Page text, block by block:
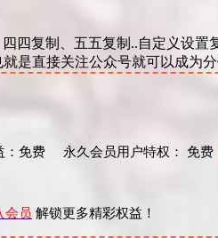
四复制、五五复制..自定义设
是直接关注公众号就可以成为
免费 永久会员用户特权： 免费
会员 解锁更多精彩权益！